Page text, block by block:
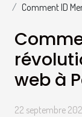
Comment ID
web à
22 septembre